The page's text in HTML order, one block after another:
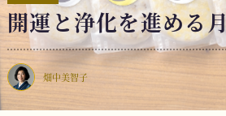
n開運と浄化を進める
畑中美智子